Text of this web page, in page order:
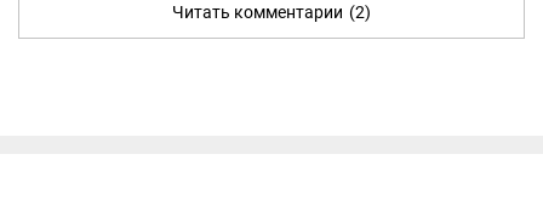
Читать комментарии (2)